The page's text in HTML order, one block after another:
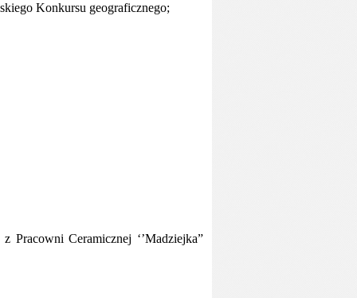
Konkursu geograficznego;
z Pracowni Ceramicznej ‘’Madziejka”